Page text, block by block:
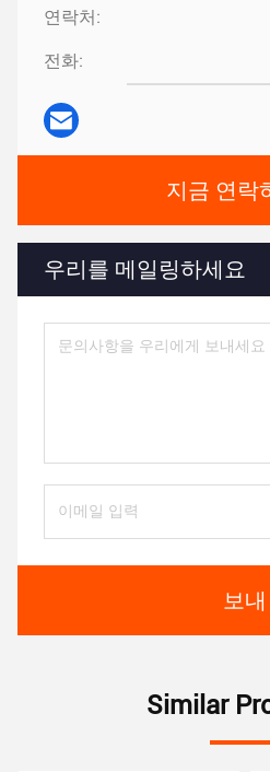
연락처:
전화:
지금 연락
우리를 메일링하세요
보내
Similar